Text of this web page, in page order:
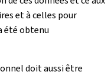
et à celles pour
été obtenu
doit aussi être